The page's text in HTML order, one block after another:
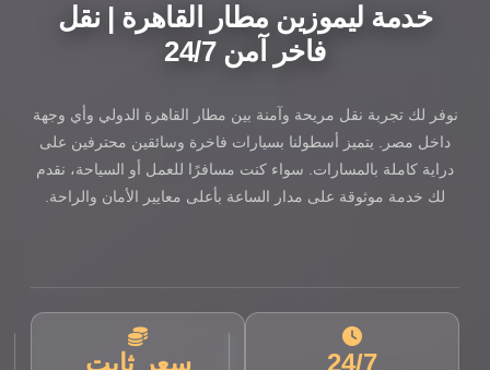
خدمة ليموزين مطار القاهرة | نقل
فاخر آمن 24/7
نوفر لك تجربة نقل مريحة وآمنة بين مطار القاهرة الدولي وأي وجهة
داخل مصر. يتميز أسطولنا بسيارات فاخرة وسائقين محترفين على
دراية كاملة بالمسارات. سواء كنت مسافرًا للعمل أو السياحة، نقدم
لك خدمة موثوقة على مدار الساعة بأعلى معايير الأمان والراحة.
24/7 سعر ثابت